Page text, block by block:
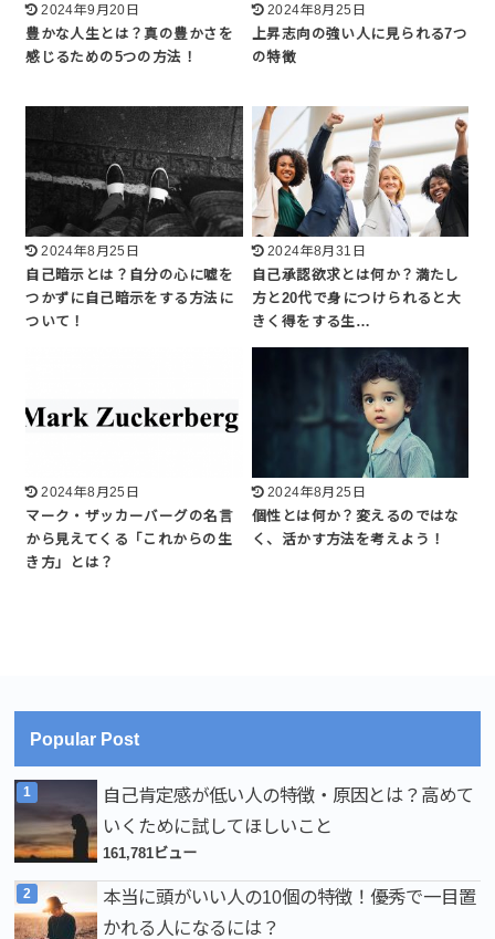
2024年9月20日
豊かな人生とは？真の豊かさを
感じるための5つの方法！
2024年8月25日
上昇志向の強い人に見られる7つ
の特徴
2024年8月25日
自己暗示とは？自分の心に嘘を
つかずに自己暗示をする方法に
ついて！
2024年8月31日
自己承認欲求とは何か？満たし
方と20代で身につけられると大
きく得をする生…
2024年8月25日
マーク・ザッカーバーグの名言
から見えてくる「これからの生
き方」とは？
2024年8月25日
個性とは何か？変えるのではな
く、活かす方法を考えよう！
Popular Post
自己肯定感が低い人の特徴・原因とは？高めて
いくために試してほしいこと
161,781ビュー
本当に頭がいい人の10個の特徴！優秀で一目置
かれる人になるには？